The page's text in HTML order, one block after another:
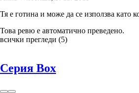
Тя е готина и може да се използва като
Това ревю е автоматично преведено.
всички прегледи (5)
Серия Box